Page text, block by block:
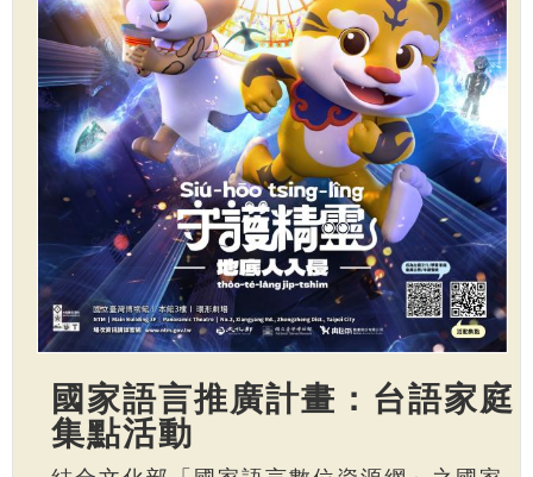
國家語言推廣計畫：台語家庭
集點活動